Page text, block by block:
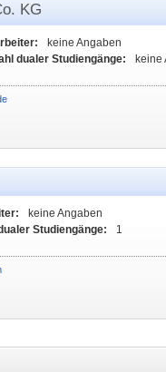
KG
keine Angaben
dualer Studiengänge:
keine
keine Angaben
Studiengänge:
1